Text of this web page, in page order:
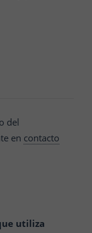
del
en contacto
utiliza